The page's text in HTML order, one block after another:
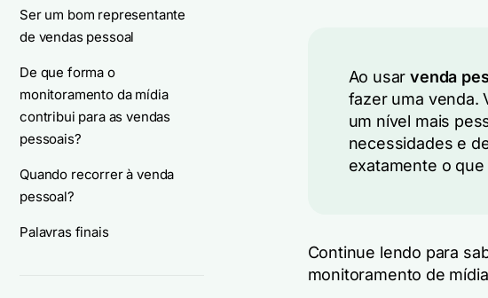
Ser um bom representante
de vendas pessoal
De que forma o
monitoramento da mídia
contribui para as vendas
pessoais?
Quando recorrer à venda
pessoal?
Palavras finais
Ao usarvenda
fazer uma venda.
um nível mais
necessidades e
exatamente o
Continue lendo para
monitoramento de